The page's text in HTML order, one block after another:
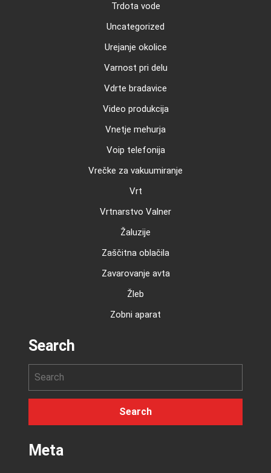
Trdota vode
Uncategorized
Urejanje okolice
Varnost pri delu
Vdrte bradavice
Video produkcija
Vnetje mehurja
Voip telefonija
Vrečke za vakuumiranje
Vrt
Vrtnarstvo Valner
Žaluzije
Zaščitna oblačila
Zavarovanje avta
Žleb
Zobni aparat
Search
Meta